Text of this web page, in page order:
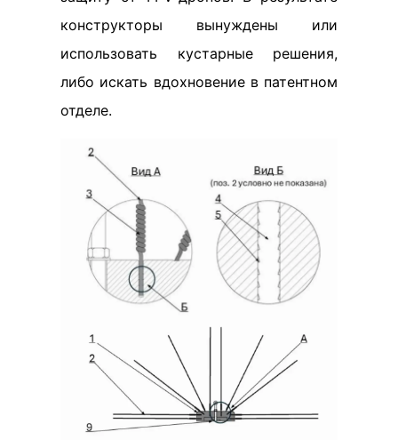
конструкторы вынуждены или
использовать кустарные решения,
либо искать вдохновение в патентном
отделе.